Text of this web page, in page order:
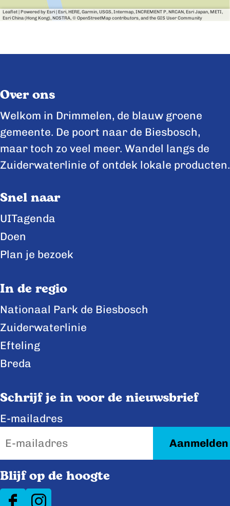
Leaflet | Powered by Esri | Esri, HERE, Garmin, USGS, Intermap, INCREMENT P, NRCAN, Esri Japan, METI,
Esri China (Hong Kong), NOSTRA, © OpenStreetMap contributors, and the GIS User Community
Over ons
Welkom in Drimmelen, de blauw groene
gemeente. De poort naar de Biesbosch,
maar toch zo veel meer. Wandel langs de
Zuiderwaterlinie of ontdek lokale producten.
Snel naar
UITagenda
Doen
Plan je bezoek
In de regio
Nationaal Park de Biesbosch
Zuiderwaterlinie
Efteling
Breda
Schrijf je in voor de nieuwsbrief
E-mailadres
Blijf op de hoogte